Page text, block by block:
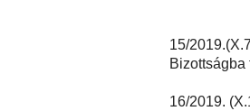
15/
Bizottságba
16/2019.